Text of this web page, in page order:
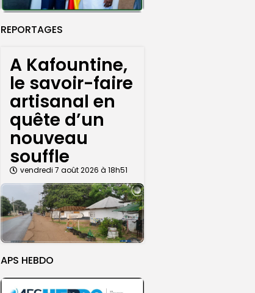
REPORTAGES
A Kafountine,
le savoir-faire
artisanal en
quête d’un
nouveau
souffle
vendredi 7 août 2026 à 18h51
APS HEBDO